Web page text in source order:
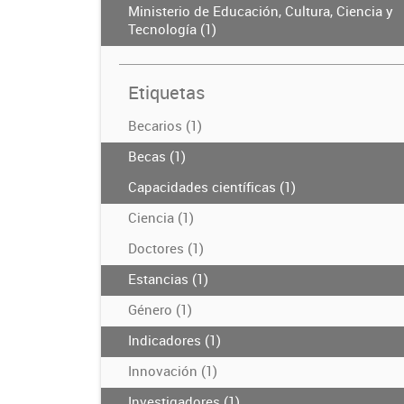
Ministerio de Educación, Cultura, Ciencia y
Tecnología (1)
Etiquetas
Becarios (1)
Becas (1)
Capacidades científicas (1)
Ciencia (1)
Doctores (1)
Estancias (1)
Género (1)
Indicadores (1)
Innovación (1)